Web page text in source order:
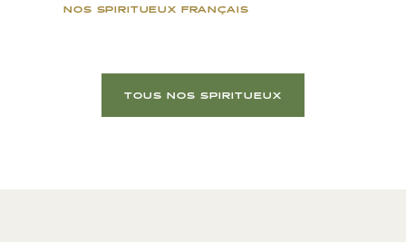
NOS SPIRITUEUX FRANÇAIS
TOUS NOS SPIRITUEUX